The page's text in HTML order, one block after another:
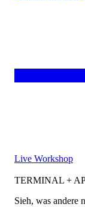
Live Workshop
TERMINAL +
Sieh, was andere